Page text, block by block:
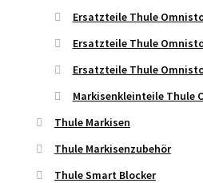
Ersatzteile Thule
Ersatzteile Thule
Ersatzteile Thule
Markisenkleinteile Thule
Thule Markisen
Thule Markisenzubehör
Thule Smart Blocker